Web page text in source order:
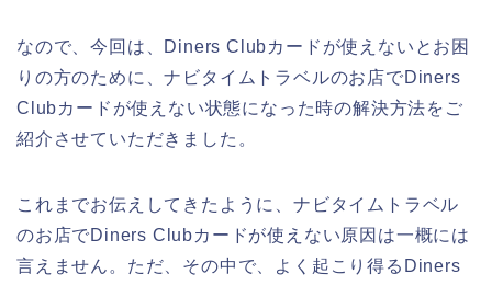
なので、今回は、Diners Clubカードが使えないとお困
りの方のために、ナビタイムトラベルのお店でDiners
Clubカードが使えない状態になった時の解決方法をご
紹介させていただきました。
これまでお伝えしてきたように、ナビタイムトラベル
のお店でDiners Clubカードが使えない原因は一概には
言えません。ただ、その中で、よく起こり得るDiners